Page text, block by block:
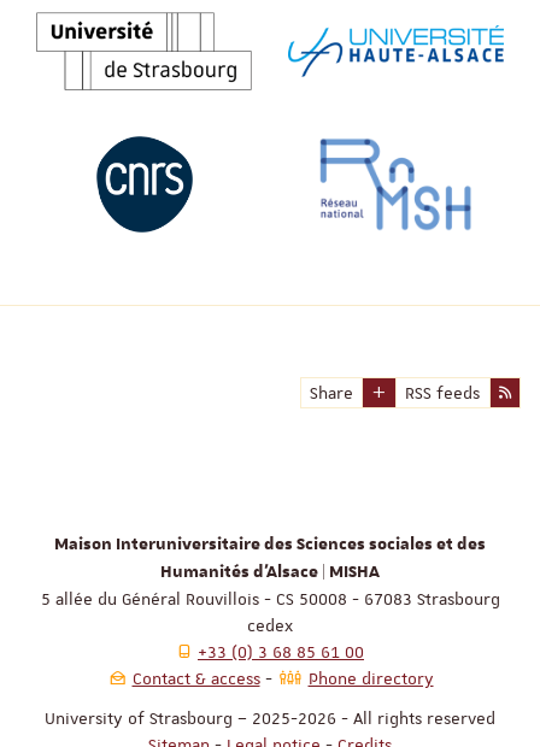
Share RSS feeds
Maison Interuniversitaire des Sciences sociales et des
Humanités d'Alsace | MISHA
5 allée du Général Rouvillois - CS 50008 - 67083 Strasbourg
cedex
+33 (0) 3 68 85 61 00
Contact & access
Phone directory
University of Strasbourg – 2025-2026 - All rights reserved